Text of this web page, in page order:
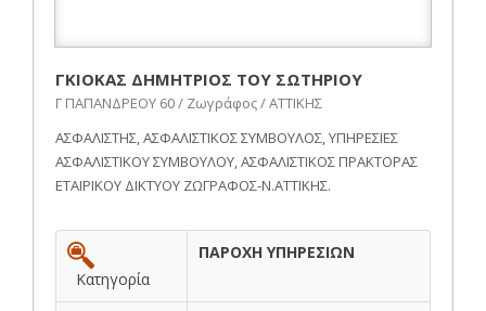
ΓΚΙΟΚΑΣ ΔΗΜΗΤΡΙΟΣ ΤΟΥ ΣΩΤΗΡΙΟΥ
Γ ΠΑΠΑΝΔΡΕΟΥ 60 / Ζωγράφος / ΑΤΤΙΚΗΣ
ΑΣΦΑΛΙΣΤΗΣ, ΑΣΦΑΛΙΣΤΙΚΟΣ ΣΥΜΒΟΥΛΟΣ, ΥΠΗΡΕΣΙΕΣ
ΑΣΦΑΛΙΣΤΙΚΟΥ ΣΥΜΒΟΥΛΟΥ, ΑΣΦΑΛΙΣΤΙΚΟΣ ΠΡΑΚΤΟΡΑΣ
ΕΤΑΙΡΙΚΟΥ ΔΙΚΤΥΟΥ ΖΩΓΡΑΦΟΣ-Ν.ΑΤΤΙΚΗΣ.
Κατηγορία
ΠΑΡΟΧΗ ΥΠΗΡΕΣΙΩΝ